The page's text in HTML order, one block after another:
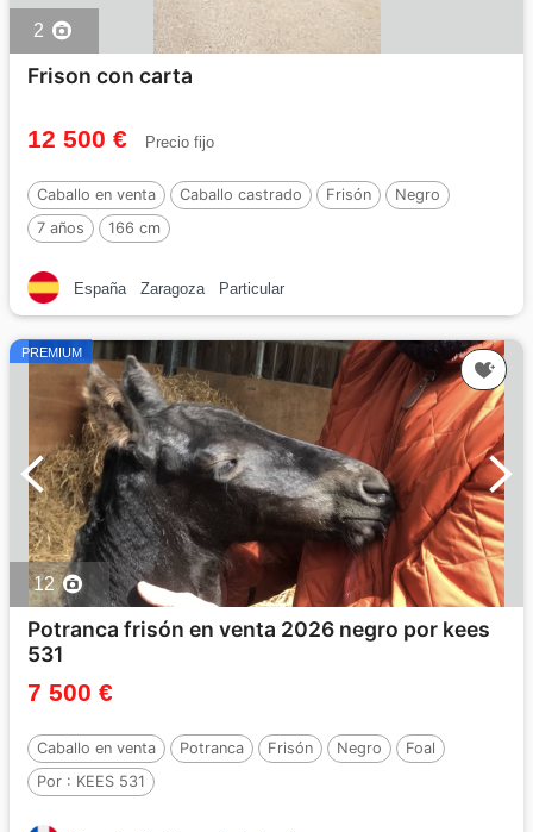
2
Frison con carta
12 500 € Precio fijo
Caballo en venta Caballo castrado Frisón
Negro
7 años
166 cm
España Zaragoza Particular
PREMIUM
12
Potranca frisón en venta 2026 negro por kees
531
7 500 €
Caballo en venta Potranca Frisón Negro
Foal
Por : KEES 531